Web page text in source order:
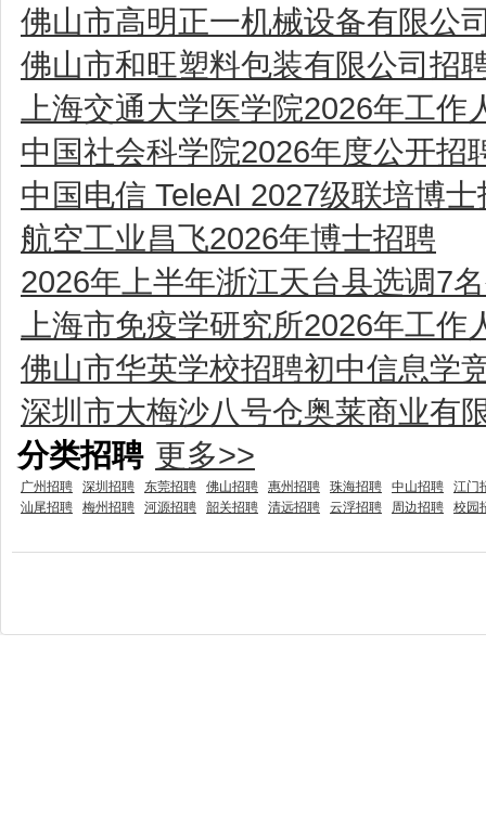
佛山市高明正一机械设备有限公
佛山市和旺塑料包装有限公司招
上海交通大学医学院2026年工
中国社会科学院2026年度公开招
中国电信 TeleAI 2027级联培博士
航空工业昌飞2026年博士招聘
2026年上半年浙江天台县选调7
上海市免疫学研究所2026年工作
佛山市华英学校招聘初中信息学
深圳市大梅沙八号仓奥莱商业有
分类招聘 更多>>
广州招聘 深圳招聘 东莞招聘 佛山招聘 惠州招聘 珠海招聘 中山招聘
江门
汕尾招聘
梅州招聘 河源招聘 韶关招聘 清远招聘 云浮招聘 周边招聘 校园